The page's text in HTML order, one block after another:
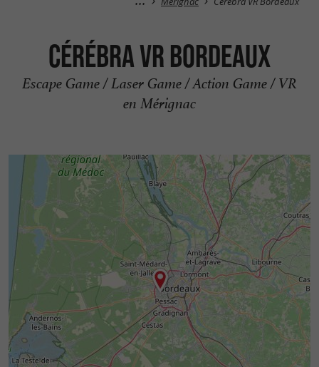
Cérébra VR Bordeaux
Escape Game / Laser Game / Action Game / VR
en Mérignac